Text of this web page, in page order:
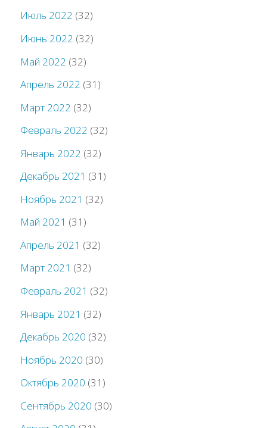
Июль 2022 (32)
Июнь 2022 (32)
Май 2022 (32)
Апрель 2022 (31)
Март 2022 (32)
Февраль 2022 (32)
Январь 2022 (32)
Декабрь 2021 (31)
Ноябрь 2021 (32)
Май 2021 (31)
Апрель 2021 (32)
Март 2021 (32)
Февраль 2021 (32)
Январь 2021 (32)
Декабрь 2020 (32)
Ноябрь 2020 (30)
Октябрь 2020 (31)
Сентябрь 2020 (30)